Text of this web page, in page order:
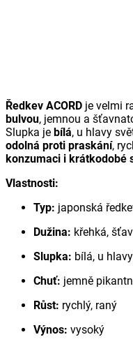
Ředkev ACORD je velmi
bulvou, jemnou a
Slupka je bílá, u hlavy
odolná proti praskání,
konzumaci i krátkodobé
Vlastnosti:
Typ: japonská
Dužina: křehká,
Slupka: bílá, u
Chuť: jemně
Růst: rychlý, raný
Výnos: vysoký